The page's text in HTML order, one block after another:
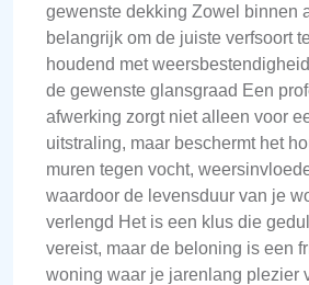
gewenste dekking Zowel binnen
belangrijk om de juiste verfsoort
houdend met
de gewenste glansgraad Een
afwerking zorgt niet alleen voor
uitstraling, maar beschermt het
muren tegen vocht,
waardoor de levensduur van je
verlengd Het is een klus die
vereist, maar de beloning is een
woning waar je jarenlang plezier